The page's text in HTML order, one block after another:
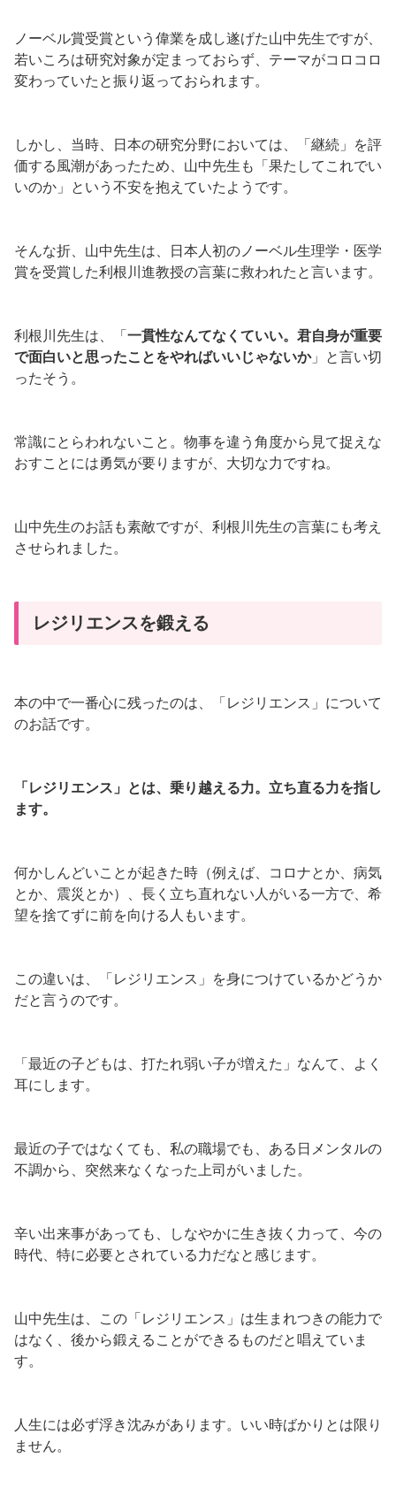
ノーベル賞受賞という偉業を成し遂げた山中先生ですが、
若いころは研究対象が定まっておらず、テーマがコロコロ
変わっていたと振り返っておられます。
しかし、当時、日本の研究分野においては、「継続」を評
価する風潮があったため、山中先生も「果たしてこれでい
いのか」という不安を抱えていたようです。
そんな折、山中先生は、日本人初のノーベル生理学・医学
賞を受賞した利根川進教授の言葉に救われたと言います。
利根川先生は、「 一貫性なんてなくていい。君自身が重要
で面白いと思ったことをやればいいじゃないか」と言い切
ったそう。
常識にとらわれないこと。物事を違う角度から見て捉えな
おすことには勇気が要りますが、大切な力ですね。
山中先生のお話も素敵ですが、利根川先生の言葉にも考え
させられました。
レジリエンスを鍛える
本の中で一番心に残ったのは、「レジリエンス」について
のお話です。
「レジリエンス」とは、乗り越える力。立ち直る力を指し
ます。
何かしんどいことが起きた時（例えば、コロナとか、病気
とか、震災とか）、長く立ち直れない人がいる一方で、希
望を捨てずに前を向ける人もいます。
この違いは、「レジリエンス」を身につけているかどうか
だと言うのです。
「最近の子どもは、打たれ弱い子が増えた」なんて、よく
耳にします。
最近の子ではなくても、私の職場でも、ある日メンタルの
不調から、突然来なくなった上司がいました。
辛い出来事があっても、しなやかに生き抜く力って、今の
時代、特に必要とされている力だなと感じます。
山中先生は、この「レジリエンス」は生まれつきの能力で
はなく、後から鍛えることができるものだと唱えていま
す。
人生には必ず浮き沈みがあります。いい時ばかりとは限り
ません。